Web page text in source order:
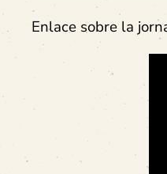
Enlace sobre la